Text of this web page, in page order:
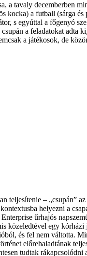
a tavaly decemberben
a futball (sárga
s egyúttal a főgenyó
a feladatokat adta
a játékosok, de
teljesítenie – „csupán”
helyezni a
űrhajós
egy kórházi
és fel nem váltotta.
előrehaladtának
tudtak